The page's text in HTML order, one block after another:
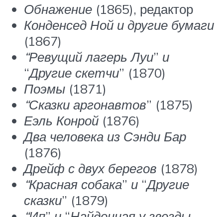
Обнажение (1865), редактор
Конденсед Ной и другие бумаги
(1867)
“Ревущий лагерь Луи” и
“Другие скетчи” (1870)
Поэмы (1871)
“Сказки аргонавтов” (1875)
Еэль Конрой (1876)
Два человека из Сэнди Бар
(1876)
Дрейф с двух берегов (1878)
“Красная собака” и “Другие
сказки” (1879)